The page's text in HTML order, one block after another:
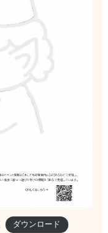
ダウンロード